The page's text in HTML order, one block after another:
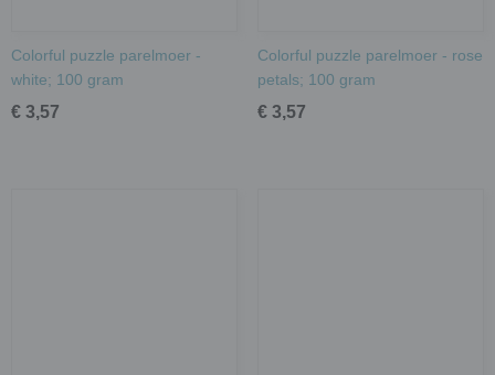
Colorful puzzle parelmoer -
white; 100 gram
€ 3,57
Colorful puzzle parelmoer - rose
petals; 100 gram
€ 3,57